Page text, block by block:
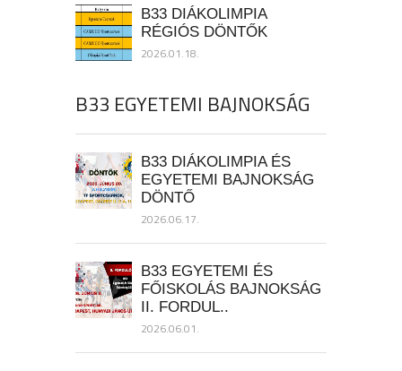
B33 DIÁKOLIMPIA
RÉGIÓS DÖNTŐK
2026.01.18.
B33 EGYETEMI BAJNOKSÁG
B33 DIÁKOLIMPIA ÉS
EGYETEMI BAJNOKSÁG
DÖNTŐ
2026.06.17.
B33 EGYETEMI ÉS
FŐISKOLÁS BAJNOKSÁG
II. FORDUL..
2026.06.01.